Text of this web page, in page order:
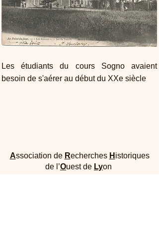
Les étudiants du cours Sogno avaient
besoin de s'aérer au début du XXe siècle
Association de Recherches H istoriques
de l’Ouest de Lyon